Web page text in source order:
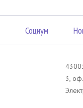
Социум
3,